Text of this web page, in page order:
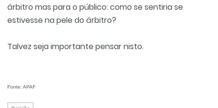
árbitro mas para o público: como se sentiria se
estivesse na pele do árbitro?
Talvez seja importante pensar nisto.
Fonte: APAF